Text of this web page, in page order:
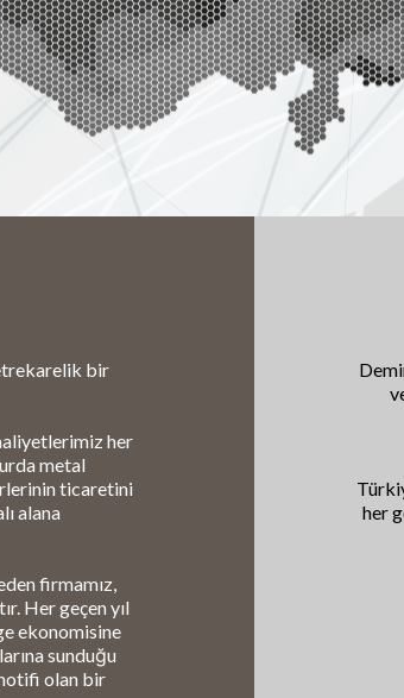
bir
her
metal
ticaretini
alana
firmamız,
Her geçen yıl
ekonomisine
sunduğu
olan bir
her